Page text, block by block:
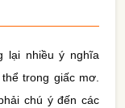
lại nhiều ý nghĩa
trong giấc mơ.
chú ý đến các